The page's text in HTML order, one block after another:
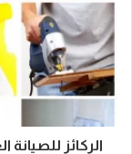
الركائز